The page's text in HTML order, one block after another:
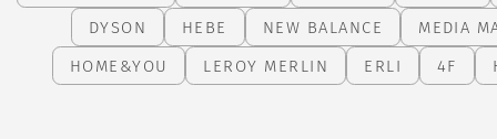
DYSON
HEBE NEW BALANCE
MEDIA
HOME&YOU
LEROY MERLIN ERLI 4F